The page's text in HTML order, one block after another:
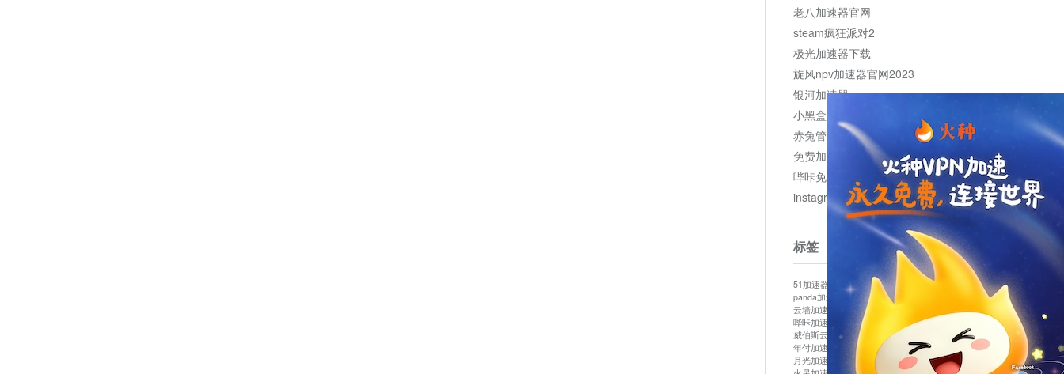
老八加速器官网
steam疯狂派对2
极光加速器下载
旋风npv加速器官网2023
银河加速器
小黑盒加速器加速
赤兔管理平台
免费加速器
哔咔免费加速服务器
instagram网页版登录入口
标签
51加速器 bitznet hidecat i7加速器
kuai500
panda加速器
snap加速器 vp加速器
中信加速器
云墙加速器
云速加速器
哔咔加速器
哔咔哔咔加速器 喵云 回锅肉加速器
威伯斯云
小明加速器 小蓝鸟加速器
布谷vp加速器
年付加速器
心阶云 快连 怎么上外网
易飞加速器
月光加速器
机场加速器 松果云 梯子加速器